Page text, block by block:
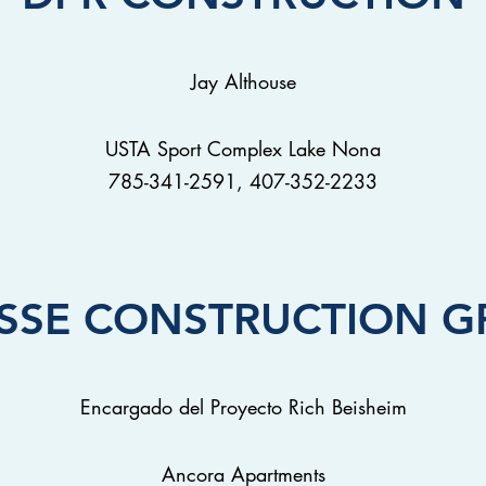
Jay Althouse
USTA Sport Complex Lake Nona
785-341-2591, 407-352-2233
CONSTRUCTION
Encargado del Proyecto Rich Beisheim
Ancora Apartments